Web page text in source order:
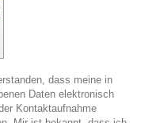
dass meine in
Daten elektronisch
Kontaktaufnahme